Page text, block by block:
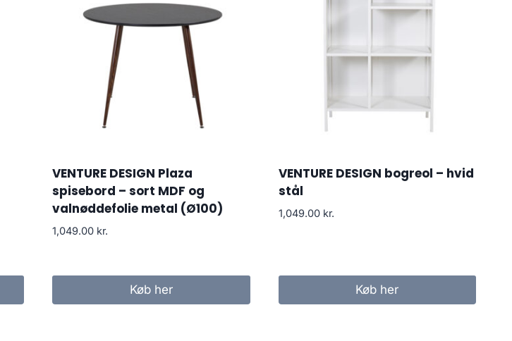
VENTURE DESIGN Plaza
spisebord – sort MDF og
valnøddefolie metal (Ø100)
1,049.00 kr.
Køb her
VENTURE DESIGN bogreol – hvid
stål
1,049.00 kr.
Køb her